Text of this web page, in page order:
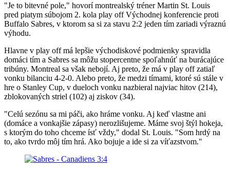
"Je to bitevné pole," hovorí montrealský tréner Martin St. Louis
pred piatym súbojom 2. kola play off Východnej konferencie proti
Buffalo Sabres, v ktorom sa si za stavu 2:2 jeden tím zariadi výraznú
výhodu.
Hlavne v play off má lepšie východiskové podmienky spravidla
domáci tím a Sabres sa môžu stopercentne spoľahnúť na burácajúce
tribúny. Montreal sa však nebojí. Aj preto, že má v play off zatiaľ
vonku bilanciu 4-2-0. Alebo preto, že medzi tímami, ktoré sú stále v
hre o Stanley Cup, v dueloch vonku nazbieral najviac hitov (214),
zblokovaných striel (102) aj ziskov (34).
"Celú sezónu sa mi páči, ako hráme vonku. Aj keď vlastne ani
(domáce a vonkajšie zápasy) nerozlišujeme. Máme svoj štýl hokeja,
s ktorým do toho chceme ísť vždy," dodal St. Louis. "Som hrdý na
to, ako tvrdo môj tím hrá. Ako bojuje a ide si za víťazstvom."